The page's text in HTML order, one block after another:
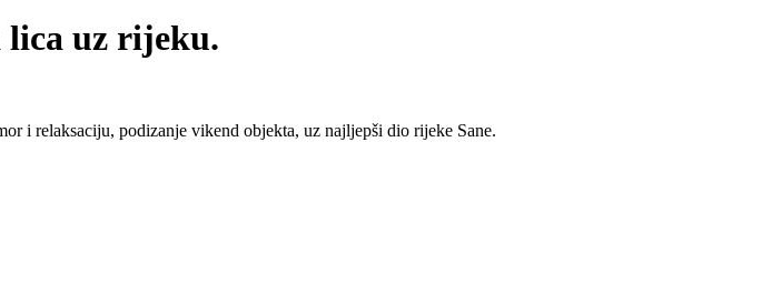
lica uz rijeku.
i relaksaciju, podizanje vikend objekta, uz najljepši dio rijeke Sane.